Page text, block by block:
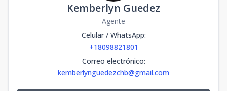
Kemberlyn Guedez
Agente
Celular / WhatsApp:
+18098821801
Correo electrónico:
kemberlynguedezchb@gmail.com